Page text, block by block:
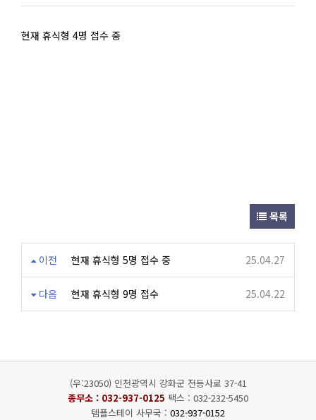
현재 휴식형 4명 접수 중
목록
이전 현재 휴식형 5명 접수 중 25.04.27
다음 현재 휴식형 9명 접수 25.04.22
(우:23050) 인천광역시 강화군 전등사로 37-41
종무소 : 032-937-0125 팩스 : 032-232-5450
템플스테이 사무국 : 032-937-0152